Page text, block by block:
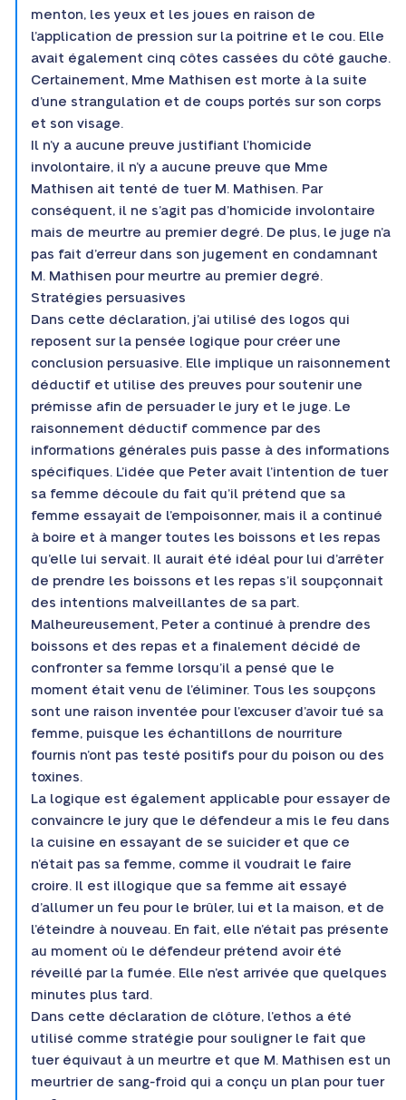
menton, les yeux et les joues en raison de
l’application de pression sur la poitrine et le cou. Elle
avait également cinq côtes cassées du côté gauche.
Certainement, Mme Mathisen est morte à la suite
d’une strangulation et de coups portés sur son corps
et son visage.
Il n’y a aucune preuve justifiant l’homicide
involontaire, il n’y a aucune preuve que Mme
Mathisen ait tenté de tuer M. Mathisen. Par
conséquent, il ne s’agit pas d’homicide involontaire
mais de meurtre au premier degré. De plus, le juge n’a
pas fait d’erreur dans son jugement en condamnant
M. Mathisen pour meurtre au premier degré.
Stratégies persuasives
Dans cette déclaration, j’ai utilisé des logos qui
reposent sur la pensée logique pour créer une
conclusion persuasive. Elle implique un raisonnement
déductif et utilise des preuves pour soutenir une
prémisse afin de persuader le jury et le juge. Le
raisonnement déductif commence par des
informations générales puis passe à des informations
spécifiques. L’idée que Peter avait l’intention de tuer
sa femme découle du fait qu’il prétend que sa
femme essayait de l’empoisonner, mais il a continué
à boire et à manger toutes les boissons et les repas
qu’elle lui servait. Il aurait été idéal pour lui d’arrêter
de prendre les boissons et les repas s’il soupçonnait
des intentions malveillantes de sa part.
Malheureusement, Peter a continué à prendre des
boissons et des repas et a finalement décidé de
confronter sa femme lorsqu’il a pensé que le
moment était venu de l’éliminer. Tous les soupçons
sont une raison inventée pour l’excuser d’avoir tué sa
femme, puisque les échantillons de nourriture
fournis n’ont pas testé positifs pour du poison ou des
toxines.
La logique est également applicable pour essayer de
convaincre le jury que le défendeur a mis le feu dans
la cuisine en essayant de se suicider et que ce
n’était pas sa femme, comme il voudrait le faire
croire. Il est illogique que sa femme ait essayé
d’allumer un feu pour le brûler, lui et la maison, et de
l’éteindre à nouveau. En fait, elle n’était pas présente
au moment où le défendeur prétend avoir été
réveillé par la fumée. Elle n’est arrivée que quelques
minutes plus tard.
Dans cette déclaration de clôture, l’ethos a été
utilisé comme stratégie pour souligner le fait que
tuer équivaut à un meurtre et que M. Mathisen est un
meurtrier de sang-froid qui a conçu un plan pour tuer